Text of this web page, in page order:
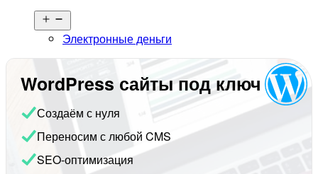
меню
Электронные деньги
WordPress сайты под ключ
Создаём с нуля
Переносим с любой CMS
SEO-оптимизация